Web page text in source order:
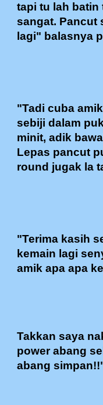
tapi tu lah batin
sangat. Pancut
lagi" balasnya
"Tadi cuba
sebiji dalam
minit, adik
Lepas pancut
round jugak la
"Terima kasih
kemain lagi
amik apa apa
Takkan saya
power abang
abang